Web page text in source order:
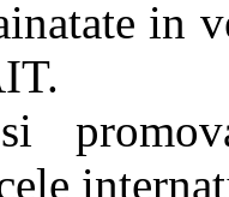
in